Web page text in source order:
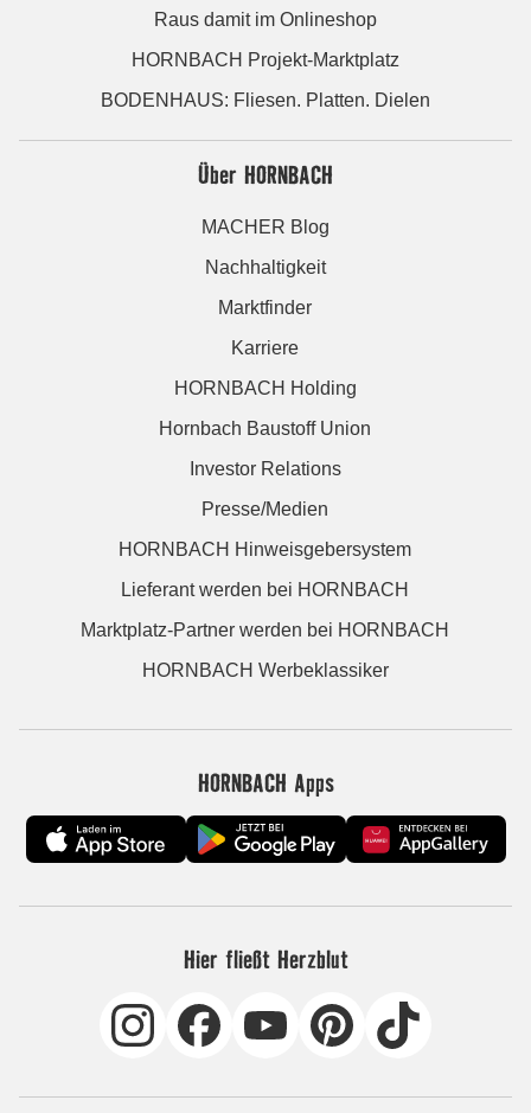
Raus damit im Onlineshop
HORNBACH Projekt-Marktplatz
BODENHAUS: Fliesen. Platten. Dielen
Über HORNBACH
MACHER Blog
Nachhaltigkeit
Marktfinder
Karriere
HORNBACH Holding
Hornbach Baustoff Union
Investor Relations
Presse/Medien
HORNBACH Hinweisgebersystem
Lieferant werden bei HORNBACH
Marktplatz-Partner werden bei HORNBACH
HORNBACH Werbeklassiker
HORNBACH Apps
Hier fließt Herzblut